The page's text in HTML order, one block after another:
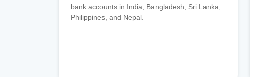
bank accounts in India, Bangladesh, Sri Lanka,
Philippines, and Nepal.